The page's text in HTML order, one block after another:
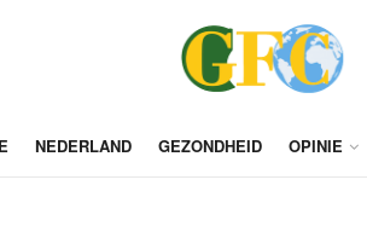
NEDERLAND GEZONDHEID OPINIE